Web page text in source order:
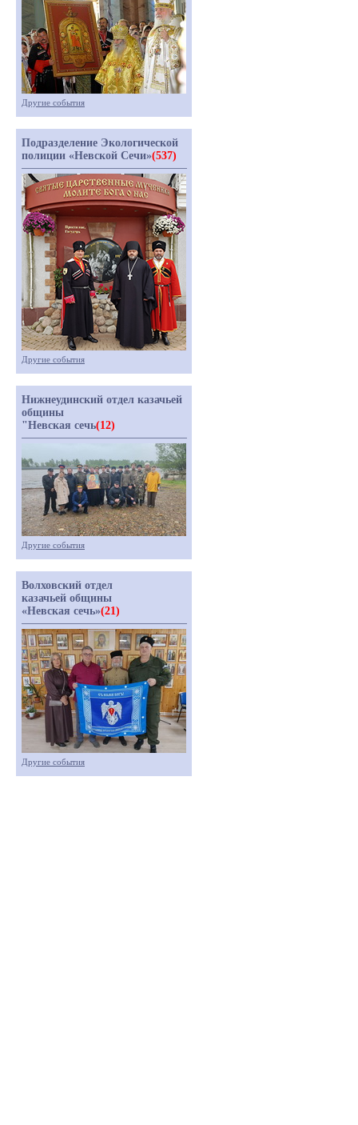
Другие события
Подразделение Экологической
полиции «Невской Сечи»(537)
Другие события
Нижнеудинский отдел казачьей
общины
"Невская сечь(12)
Другие события
Волховский отдел
казачьей общины
«Невская сечь»(21)
Другие события